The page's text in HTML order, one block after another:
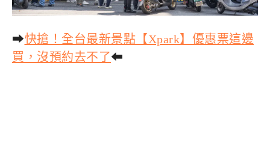
➡快搶！全台最新景點【Xpark】優惠票這邊
買，沒預約去不了⬅